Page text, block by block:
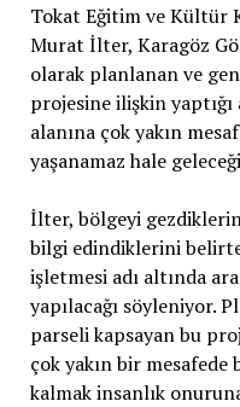
Tokat Eğitim ve Kültür
Murat İlter, Karagöz
olarak planlanan ve
projesine ilişkin
alanına çok yakın
yaşanamaz hale
İlter, bölgeyi
bilgi edindiklerini
işletmesi adı altında
yapılacağı söyleniyor.
parseli kapsayan bu
çok yakın bir mesafede
kalmak insanlık